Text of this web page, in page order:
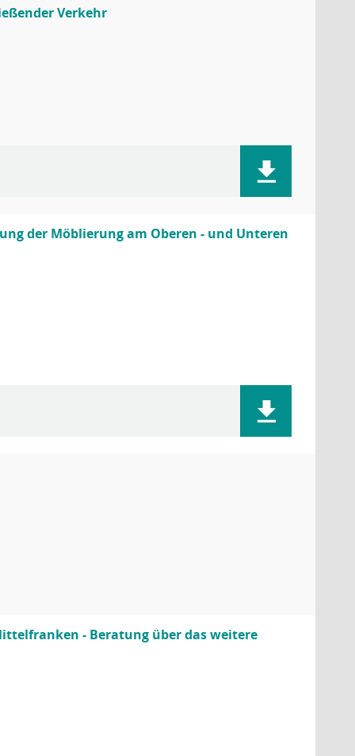
Verkehr
der Möblierung am Oberen - und Unteren
- Beratung über das weitere